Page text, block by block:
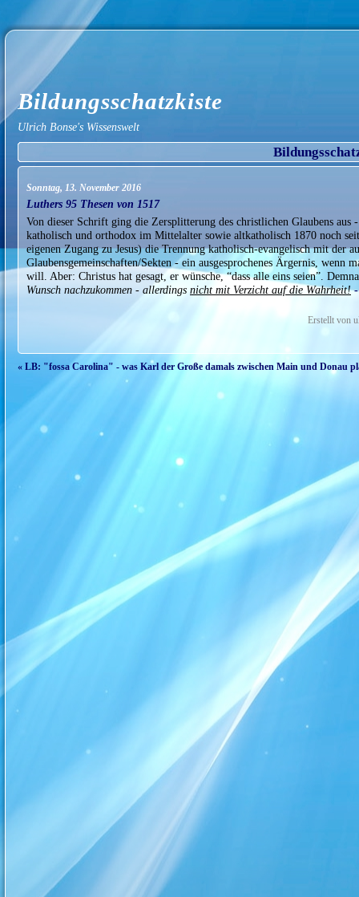
Bildungsschatzkiste
Ulrich Bonse's Wissenswelt
Sonntag, 13. November 2016
Luthers 95 Thesen von 1517
Von dieser Schrift ging die Zersplitterung des christlichen Glaubens aus
katholisch und orthodox im Mittelalter sowie altkatholisch 1870 noch
eigenen Zugang zu Jesus) die Trennung katholisch-evangelisch mit der
Glaubensgemeinschaften/Sekten - ein ausgesprochenes Ärgernis, wenn
will. Aber: Christus hat gesagt, er wünsche, “dass alle eins seien”.
Wunsch nachzukommen - allerdings nicht mit Verzicht auf die Wahrheit!
Erstellt von
« LB: "fossa Carolina" - was Karl der Große damals zwischen Main und Donau